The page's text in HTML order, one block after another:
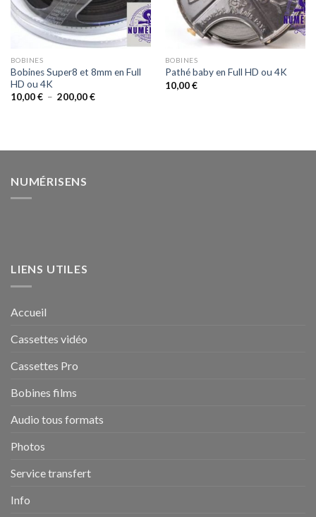
BOBINES
Bobines Super8 et 8mm en Full
HD ou 4K
10,00€ – 200,00€Plage
BOBINES
Pathé baby en Full HD ou 4K
10,00€
NUMÉRISENS
LIENS UTILES
Accueil
Cassettes vidéo
Cassettes Pro
Bobines films
Audio tous formats
Photos
Service transfert
Info